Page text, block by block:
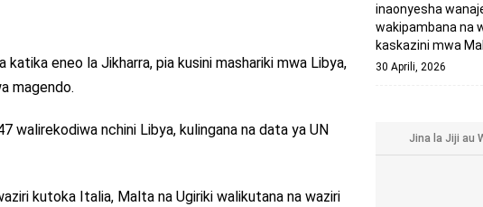
eneo la Jikharra, pia kusini mashariki mwa Libya,
magendo.
walirekodiwa nchini Libya, kulingana na data ya UN
kutoka Italia, Malta na Ugiriki walikutana na waziri
inaonyesha
wakipambana na
kaskazini mwa
30 Aprili, 2026